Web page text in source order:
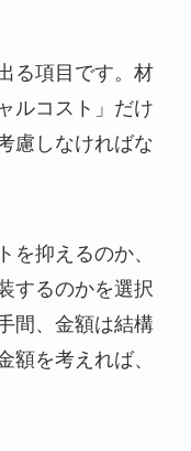
る項目です。材
ルコスト」だけ
慮しなければな
を抑えるのか、
するのかを選択
間、金額は結構
額を考えれば、